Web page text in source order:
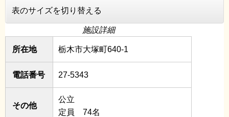
表のサイズを切り替える
施設詳細
所在地 栃木市大塚町640-1
電話番号 27-5343
その他
公立
定員 74名